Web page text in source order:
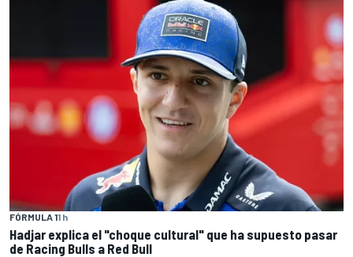
FÓRMULA 11 h
Hadjar explica el "choque cultural" que ha supuesto pasar
de Racing Bulls a Red Bull